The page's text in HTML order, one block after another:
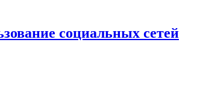
социальных сетей